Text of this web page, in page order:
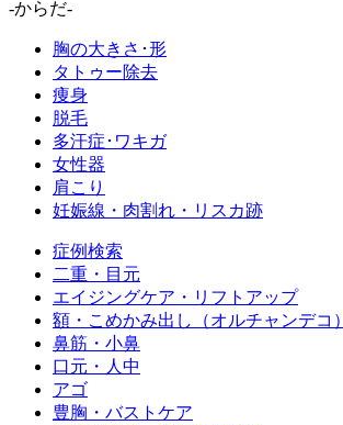
-からだ-
胸の大きさ･形
タトゥー除去
痩身
脱毛
多汗症･ワキガ
女性器
肩こり
妊娠線・肉割れ・リスカ跡
症例検索
二重・目元
エイジングケア・リフトアップ
額・こめかみ出し（オルチャンデコ）
鼻筋・小鼻
口元・人中
アゴ
豊胸・バストケア